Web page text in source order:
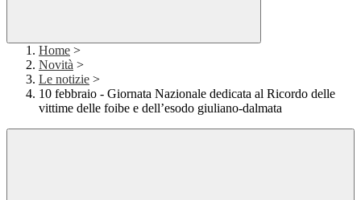
Home >
Novità >
Le notizie >
10 febbraio - Giornata Nazionale dedicata al Ricordo delle
vittime delle foibe e dell’esodo giuliano-dalmata